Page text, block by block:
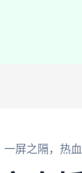
屏之隔，热血